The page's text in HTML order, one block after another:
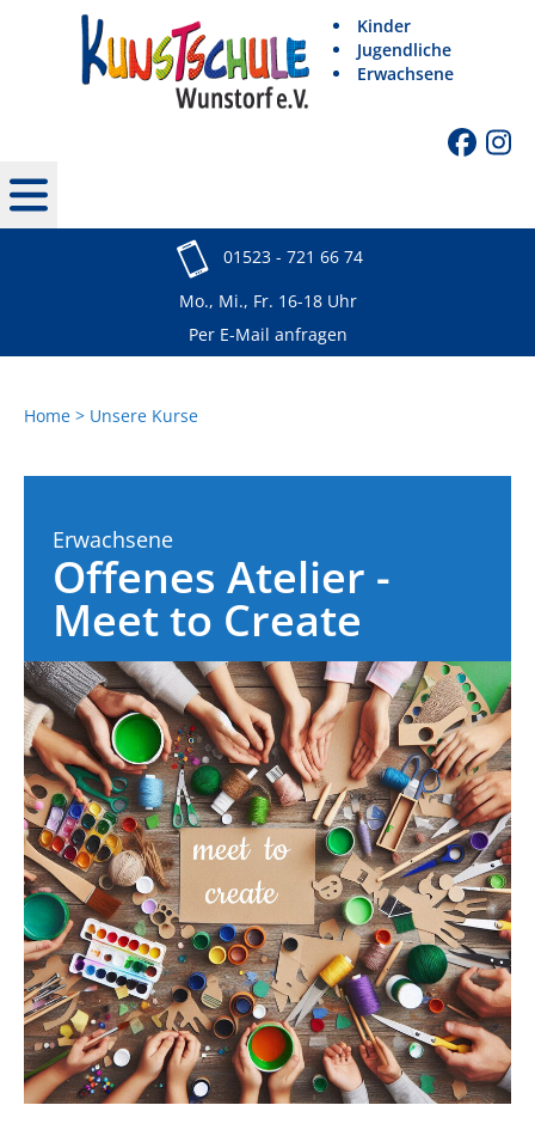
Kinder
Jugendliche
Erwachsene
01523 - 721 66 74
Mo., Mi., Fr. 16-18 Uhr
Per E-Mail anfragen
Home Unsere Kurse
Erwachsene
Offenes Atelier -
Meet to Create